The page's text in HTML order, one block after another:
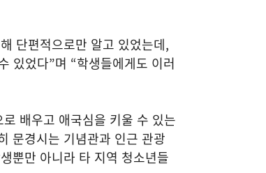
단편적으로만 알고 있었는데,
있었다”며 “학생들에게도 이러
배우고 애국심을 키울 수 있는
문경시는 기념관과 인근 관광
뿐만 아니라 타 지역 청소년들